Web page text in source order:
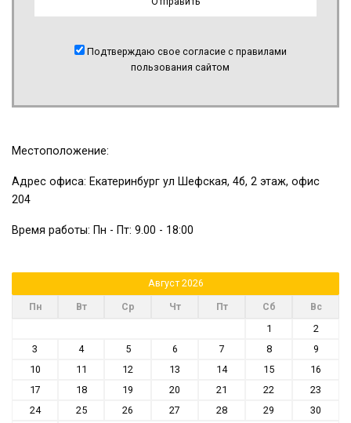
Подтверждаю свое согласие с правилами
пользования сайтом
Местоположение:
Адрес офиса: Екатеринбург ул Шефская, 4б, 2 этаж, офис
204
Время работы: Пн - Пт: 9.00 - 18:00
Август 2026
Пн
Вт Ср Чт Пт Сб
Вс
1
2
3
4 5 6 7 8
9
10
11 12 13 14 15
16
17
18 19 20 21 22
23
24
25 26 27 28 29
30